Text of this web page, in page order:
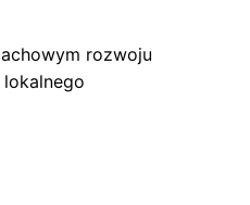
rozwoju
lokalnego